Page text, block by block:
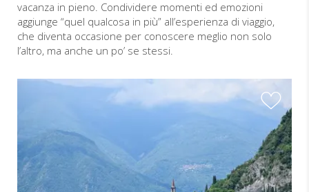
vacanza in pieno. Condividere momenti ed emozioni
aggiunge “quel qualcosa in più” all’esperienza di viaggio,
che diventa occasione per conoscere meglio non solo
l’altro, ma anche un po’ se stessi.